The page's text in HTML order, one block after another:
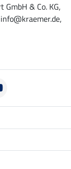
GmbH & Co. KG,